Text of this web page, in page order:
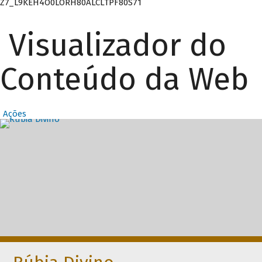
Visualizador do
Conteúdo da Web
Ações
Destaques